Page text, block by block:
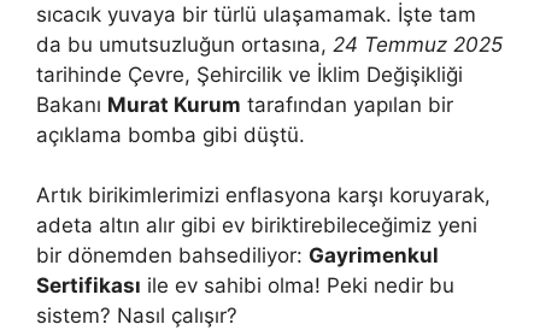
sıcacık yuvaya bir türlü ulaşamamak. İşte tam
da bu umutsuzluğun ortasına, 24 Temmuz 2025
tarihinde Çevre, Şehircilik ve İklim Değişikliği
Bakanı Murat Kurum tarafından yapılan bir
açıklama bomba gibi düştü.
Artık birikimlerimizi enflasyona karşı koruyarak,
adeta altın alır gibi ev biriktirebileceğimiz yeni
bir dönemden bahsediliyor: Gayrimenkul
Sertifikası ile ev sahibi olma! Peki nedir bu
sistem? Nasıl çalışır?